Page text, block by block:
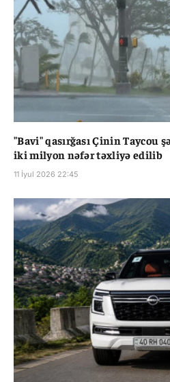
"Bavi" qasırğası Çinin Taycou
iki milyon nəfər təxliyə edilib
11 İyul 2026 22:45